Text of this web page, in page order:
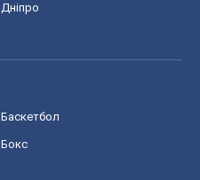
Дніпро
Баскетбол
Бокс